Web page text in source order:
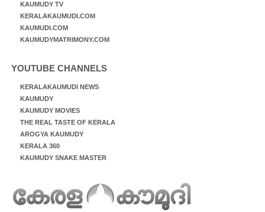
KAUMUDY TV
KERALAKAUMUDI.COM
KAUMUDI.COM
KAUMUDYMATRIMONY.COM
YOUTUBE CHANNELS
KERALAKAUMUDI NEWS
KAUMUDY
KAUMUDY MOVIES
THE REAL TASTE OF KERALA
AROGYA KAUMUDY
KERALA 360
KAUMUDY SNAKE MASTER